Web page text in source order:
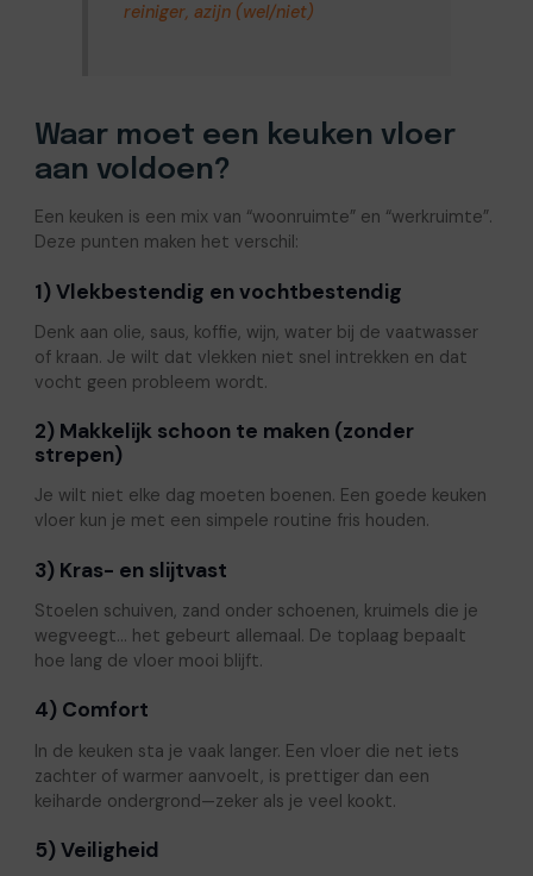
reiniger, azijn (wel/niet)
Waar moet een keuken vloer
aan voldoen?
Een keuken is een mix van “woonruimte” en “werkruimte”.
Deze punten maken het verschil:
1) Vlekbestendig en vochtbestendig
Denk aan olie, saus, koffie, wijn, water bij de vaatwasser
of kraan. Je wilt dat vlekken niet snel intrekken en dat
vocht geen probleem wordt.
2) Makkelijk schoon te maken (zonder
strepen)
Je wilt niet elke dag moeten boenen. Een goede keuken
vloer kun je met een simpele routine fris houden.
3) Kras- en slijtvast
Stoelen schuiven, zand onder schoenen, kruimels die je
wegveegt… het gebeurt allemaal. De toplaag bepaalt
hoe lang de vloer mooi blijft.
4) Comfort
In de keuken sta je vaak langer. Een vloer die net iets
zachter of warmer aanvoelt, is prettiger dan een
keiharde ondergrond—zeker als je veel kookt.
5) Veiligheid